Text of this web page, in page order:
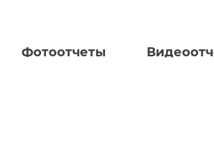
Фотоотчеты